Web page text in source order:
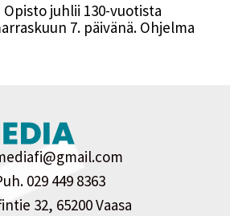
juhlii 130-vuotista
7. päivänä. Ohjelma
029 449 8363
32, 65200 Vaasa